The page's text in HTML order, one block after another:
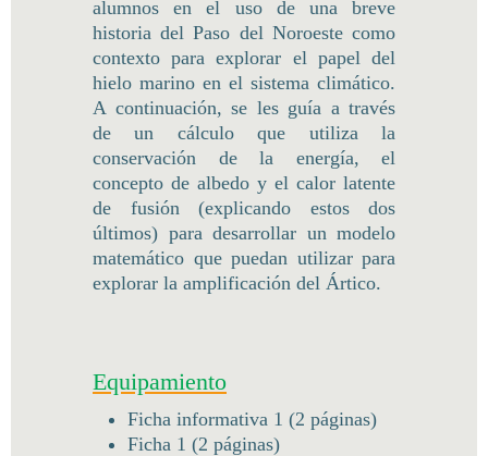
alumnos en el uso de una breve
historia del Paso del Noroeste como
contexto para explorar el papel del
hielo marino en el sistema climático.
A continuación, se les guía a través
de un cálculo que utiliza la
conservación de la energía, el
concepto de albedo y el calor latente
de fusión (explicando estos dos
últimos) para desarrollar un modelo
matemático que puedan utilizar para
explorar la amplificación del Ártico.
Equipamiento
Ficha informativa 1 (2 páginas)
Ficha 1 (2 páginas)